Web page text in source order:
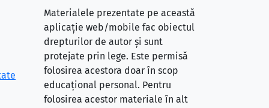
Materialele prezentate pe această
aplicație web/mobile fac obiectul
drepturilor de autor și sunt
protejate prin lege. Este permisă
folosirea acestora doar în scop
educațional personal. Pentru
folosirea acestor materiale în alt